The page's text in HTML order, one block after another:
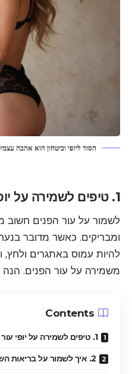
הסוד ליופי וביטחון הוא אהבה
1. טיפים לשמירה על יופי עור הפנים
לשמור על עור הפנים חשוב
ומבריקים. כאשר מדובר
להיות עמוס באתגרים ולחץ,
משמירה על עור הפנים.
Contents
1. טיפים לשמירה על יופי עור הפנים
2. איך לשמור על בריאות השיער באמצעות טיפוח טבעי